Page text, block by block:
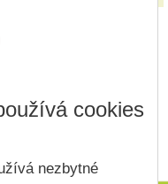
v záložce
plateb
cookies
nezbytné